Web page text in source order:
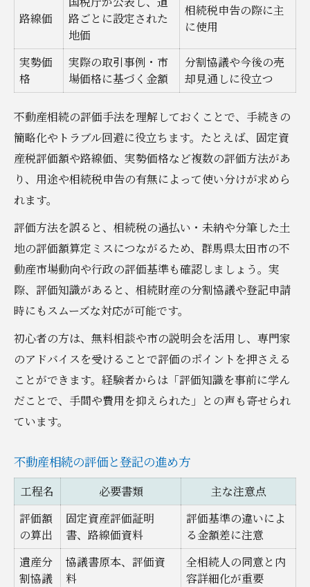
路線価
路ごとに設定された
地価
相続税申告の際に主
に使用
実勢価
格
実際の取引事例・市
場価格に基づく金額
分割協議や今後の売
却見通しに役立つ
不動産相続の評価手法を理解しておくことで、手続きの
簡略化やトラブル回避に役立ちます。たとえば、固定資
産税評価額や路線価、実勢価格など複数の評価方法があ
り、用途や相続税申告の有無によって使い分けが求めら
れます。
評価方法を誤ると、相続税の過払い・未納や分筆した土
地の評価額算定ミスにつながるため、群馬県太田市の不
動産市場動向や行政の評価基準も確認しましょう。実
際、評価知識があると、相続財産の分割協議や登記申請
時にもスムーズな対応が可能です。
初心者の方は、無料相談や市の説明会を活用し、専門家
のアドバイスを受けることで評価のポイントを押さえる
ことができます。経験者からは「評価知識を事前に学ん
だことで、手間や費用を抑えられた」との声も寄せられ
ています。
不動産相続の評価と登記の進め方
工程名 必要書類
主な注意点
評価額
の算出
固定資産評価証明
書、路線価資料
評価基準の違いによ
る金額差に注意
遺産分
割協議
協議書原本、評価資
料
全相続人の同意と内
容詳細化が重要